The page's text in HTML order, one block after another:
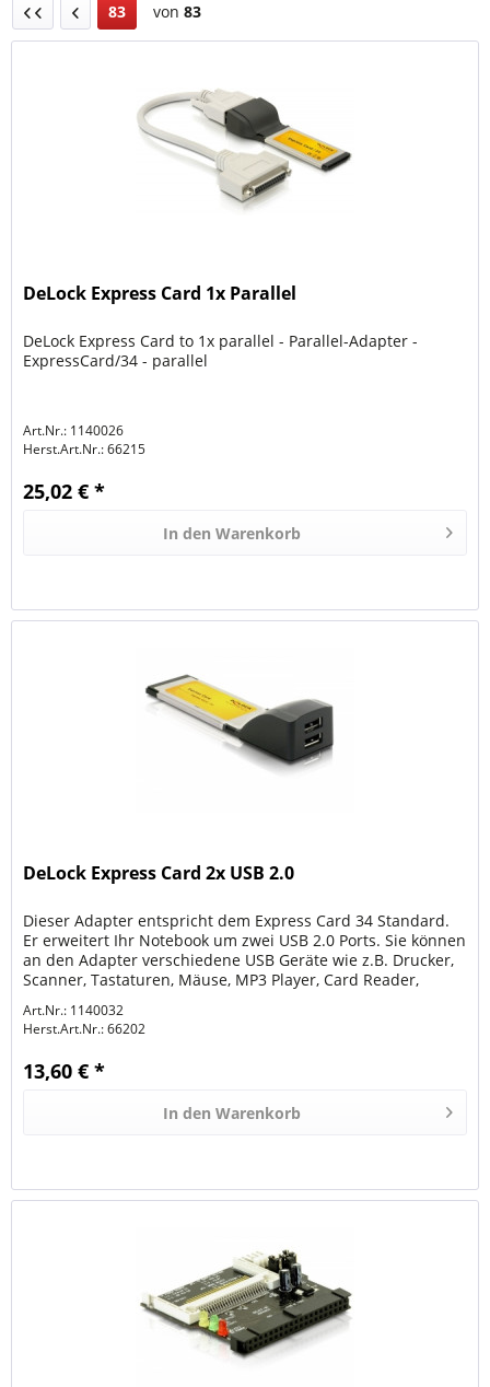
83 von 83
DeLock Express Card 1x Parallel
DeLock Express Card to 1x parallel - Parallel-Adapter -
ExpressCard/34 - parallel
Art.Nr.: 1140026
Herst.Art.Nr.:66215
25,02 € *
In den Warenkorb
DeLock Express Card 2x USB 2.0
Dieser Adapter entspricht dem Express Card 34 Standard.
Er erweitert Ihr Notebook um zwei USB 2.0 Ports. Sie können
an den Adapter verschiedene USB Geräte wie z.B. Drucker,
Scanner, Tastaturen, Mäuse, MP3 Player, Card Reader,
Art.Nr.: 1140032
Herst.Art.Nr.:66202
13,60 € *
In den Warenkorb